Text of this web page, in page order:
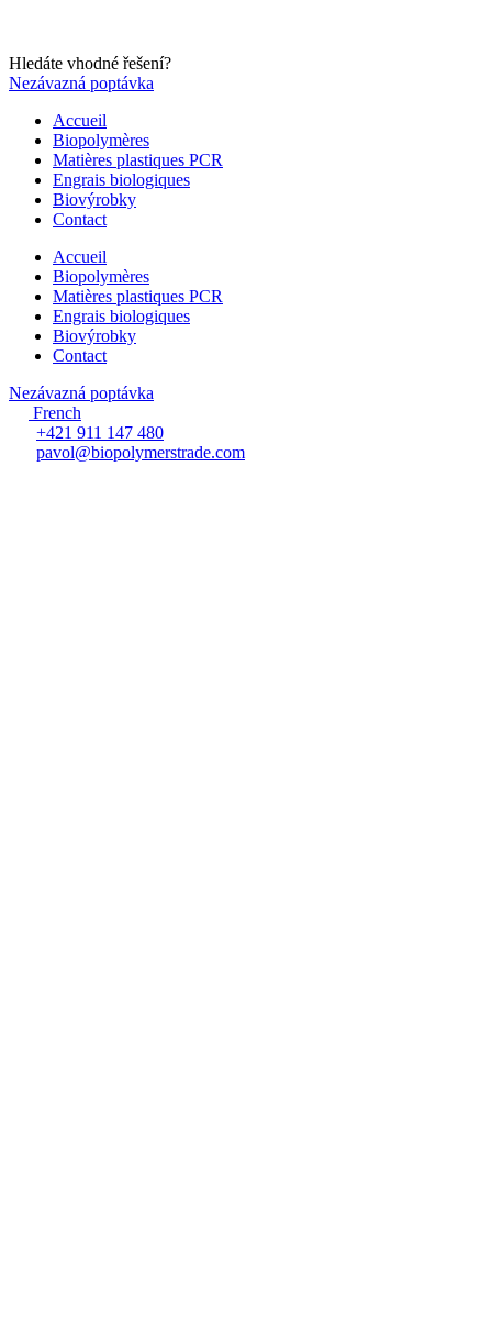
Hledáte vhodné řešení?
Nezávazná poptávka
Accueil
Biopolymères
Matières plastiques PCR
Engrais biologiques
Biovýrobky
Contact
Accueil
Biopolymères
Matières plastiques PCR
Engrais biologiques
Biovýrobky
Contact
Nezávazná poptávka
French
+421 911 147 480
pavol@biopolymerstrade.com